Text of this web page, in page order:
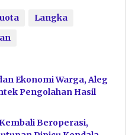
Langka
Ekonomi Warga, Aleg
Pengolahan Hasil
Beroperasi,